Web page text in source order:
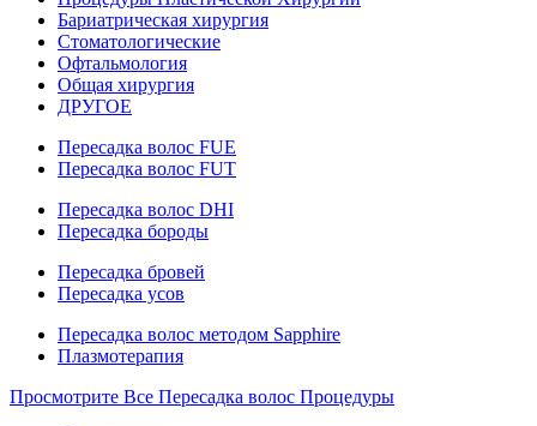
Бариатрическая хирургия
Стоматологические
Офтальмология
Общая хирургия
ДРУГОЕ
Пересадка волос FUE
Пересадка волос FUT
Пересадка волос DHI
Пересадка бороды
Пересадка бровей
Пересадка усов
Пересадка волос методом Sapphire
Плазмотерапия
Просмотрите Все Пересадка волос Процедуры